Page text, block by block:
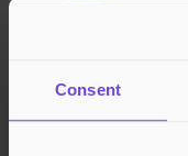
Consent